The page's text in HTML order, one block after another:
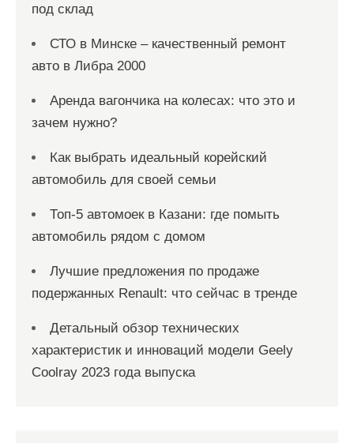
под склад
СТО в Минске – качественный ремонт
авто в Либра 2000
Аренда вагончика на колесах: что это и
зачем нужно?
Как выбрать идеальный корейский
автомобиль для своей семьи
Топ-5 автомоек в Казани: где помыть
автомобиль рядом с домом
Лучшие предложения по продаже
подержанных Renault: что сейчас в тренде
Детальный обзор технических
характеристик и инноваций модели Geely
Coolray 2023 года выпуска